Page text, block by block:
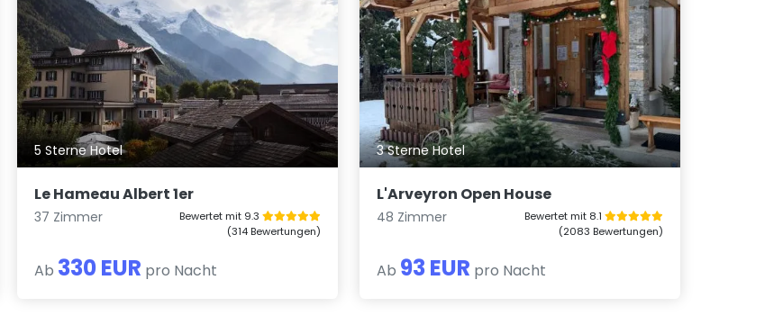
5 Sterne Hotel
Le Hameau Albert 1er
37 Zimmer
Bewertet mit 9.3
(314 Bewertungen)
Ab 330 EUR pro Nacht
3 Sterne Hotel
L'Arveyron Open House
48 Zimmer
Bewertet mit 8.1
(2083 Bewertungen)
Ab 93 EUR pro Nacht